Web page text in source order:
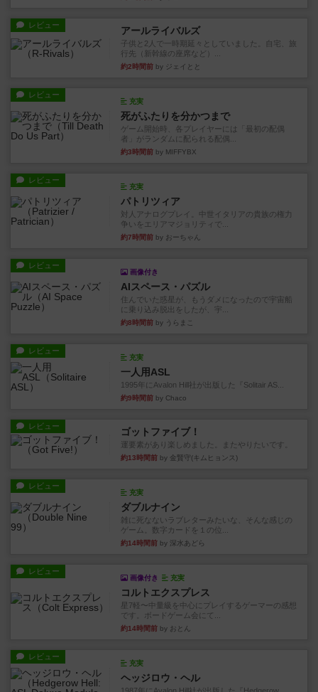
レビュー アールライバルズ
子供と2人で一時期延々としていました。自宅、旅
行先（新幹線の座席など）...
約2時間前 by ジェイとと
レビュー
充実
死がふたりを分かつまで
ゲーム開始時、各プレイヤーには「最初の配偶
者」がランダムに配られる配偶...
約3時間前 by MIFFYBX
レビュー
充実
パトリツィア
対人アナログプレイ。中世イタリアの貴族の権力
争いをエリアマジョリティで...
約7時間前 by おーちゃん
レビュー
画像付き
AIスペース・パズル
住んでいた惑星が、もうダメになったので宇宙船
に乗り込み脱出をしたが、宇...
約8時間前 by うらまこ
レビュー
充実
一人用ASL
1995年にAvalon Hill社が出版した『Solitair AS...
約9時間前 by Chaco
レビュー ゴットファイブ！
運要素があり楽しめました。またやりたいです。
約13時間前 by 金賢守(キムヒョンス)
レビュー
充実
ダブルナイン
雑に死なないラブレターみたいな、そんな感じの
ゲーム。数字カードを１の位...
約14時間前 by 深水あどら
レビュー
画像付き 充実
コルトエクスプレス
星7軽〜中量級を中心にプレイするゲーマーの感想
です。ボードゲーム会にて...
約14時間前 by おとん
レビュー
充実
ヘッジロウ・ヘル